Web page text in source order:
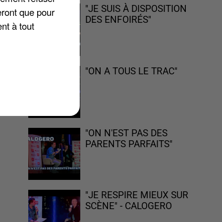
"JE SUIS À DISPOSITION
DES ENFOIRÉS"
"ON A TOUS LE TRAC"
"ON N'EST PAS DES
PARENTS PARFAITS"
"JE RESPIRE MIEUX SUR
SCÈNE" - CALOGERO
que pour
à tout